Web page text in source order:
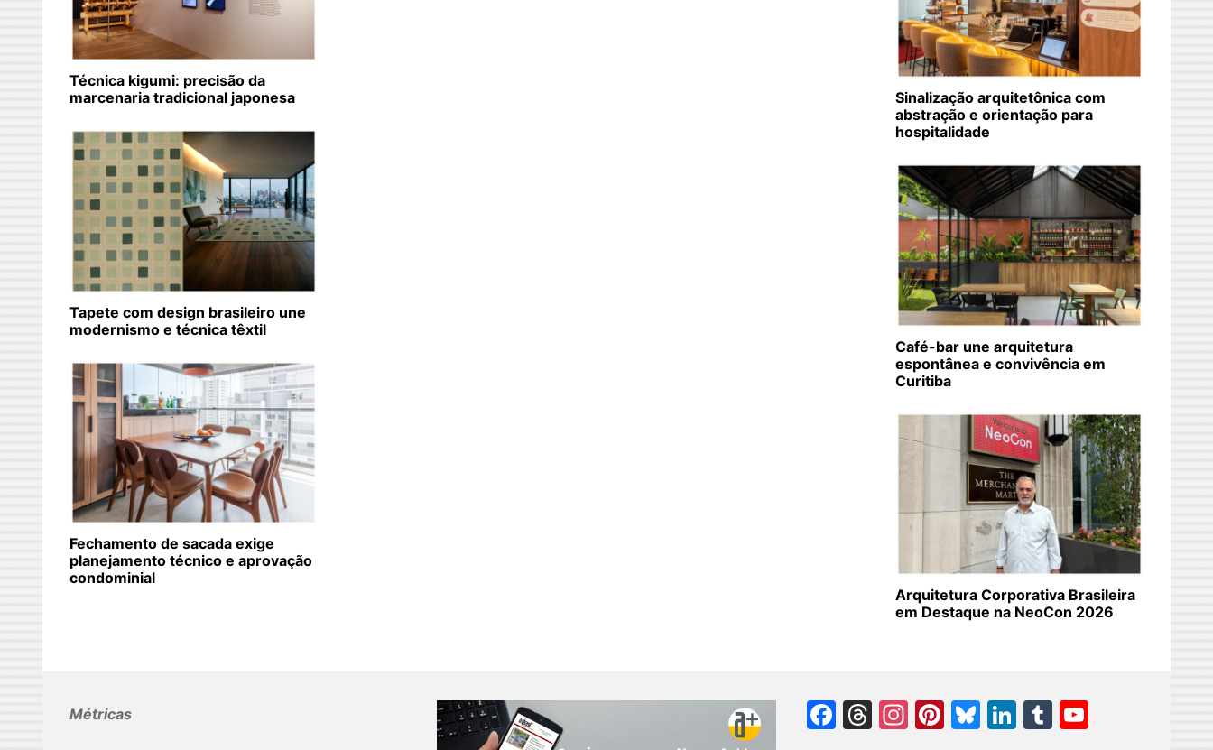
Técnica kigumi: precisão da
marcenaria tradicional japonesa
Tapete com design brasileiro une
modernismo e técnica têxtil
Fechamento de sacada exige
planejamento técnico e aprovação
condominial
Sinalização arquitetônica com
abstração e orientação para
hospitalidade
Café-bar une arquitetura
espontânea e convivência em
Curitiba
Arquitetura Corporativa Brasileira
em Destaque na NeoCon 2026
Métricas Facebook
Threads
Instagram
Pinterest
Bluesky
LinkedIn
Tumblr